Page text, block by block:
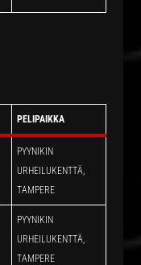
PELIPAIKKA
PYYNIKIN
URHEILUKENTTÄ,
TAMPERE
PYYNIKIN
URHEILUKENTTÄ,
TAMPERE